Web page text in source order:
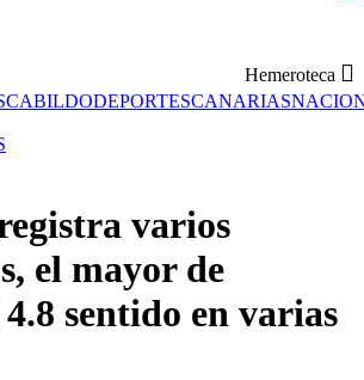
Hemeroteca
CABILDODEPORTESCANARIAS
varios
el mayor de
sentido en varias